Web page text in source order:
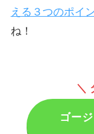
える３つのポイ
ね！
＼
ゴー